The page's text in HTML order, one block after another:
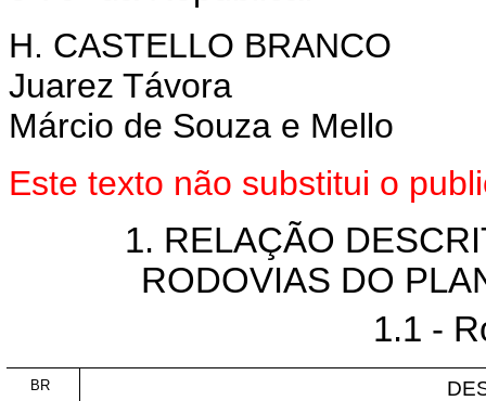
H. CASTELLO BRANCO
Juarez Távora
Márcio de Souza e Mello
Este texto não substitui o
1. RELAÇÃO
RODOVIAS DO
1.1 -
BR